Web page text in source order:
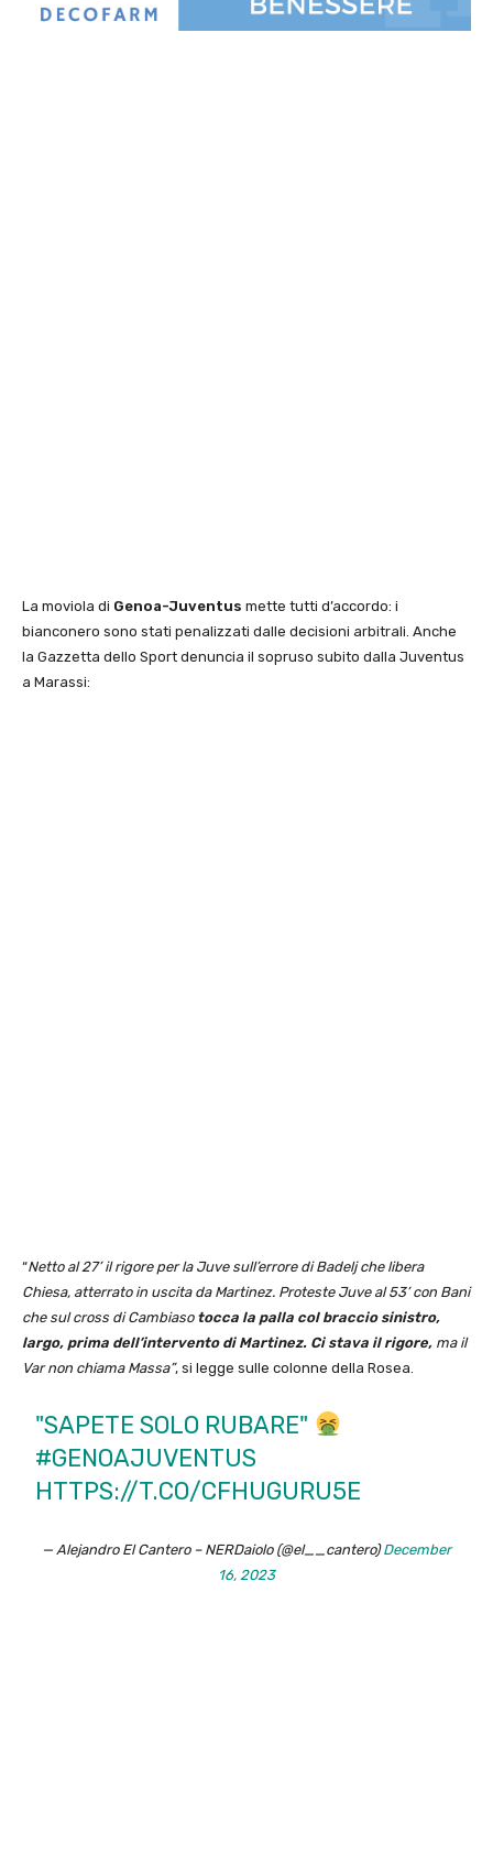
La moviola di Genoa-Juventus mette tutti d’accordo: i
bianconero sono stati penalizzati dalle decisioni arbitrali. Anche
la Gazzetta dello Sport denuncia il sopruso subito dalla Juventus
a Marassi:
“Netto al 27’ il rigore per la Juve sull’errore di Badelj che libera
Chiesa, atterrato in uscita da Martinez. Proteste Juve al 53’ con Bani
che sul cross di Cambiaso tocca la palla col braccio sinistro,
largo, prima dell’intervento di Martinez. Ci stava il rigore, ma il
Var non chiama Massa”, si legge sulle colonne della Rosea.
"SAPETE SOLO RUBARE"
#GENOAJUVENTUS
HTTPS://T.CO/CFHUGURU5E
— Alejandro El Cantero – NERDaiolo (@el__cantero)December
16, 2023